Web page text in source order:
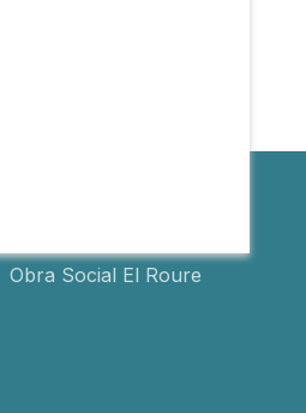
Obra Social El Roure